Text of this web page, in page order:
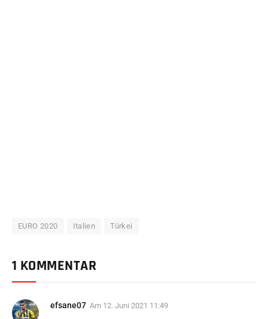
EURO 2020 Italien Türkei
1 KOMMENTAR
efsane07 Am 12. Juni 2021 11:49